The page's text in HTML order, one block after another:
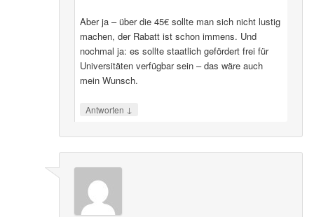
Aber ja – über die 45€ sollte man sich nicht lustig
machen, der Rabatt ist schon immens. Und
nochmal ja: es sollte staatlich gefördert frei für
Universitäten verfügbar sein – das wäre auch
mein Wunsch.
Antworten ↓